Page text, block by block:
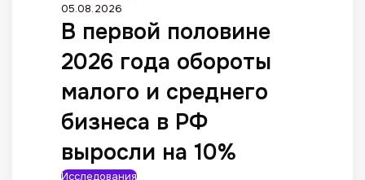
05.08.2026
В первой половине
2026 года обороты
малого и среднего
бизнеса в РФ
выросли на 10%
Исследования